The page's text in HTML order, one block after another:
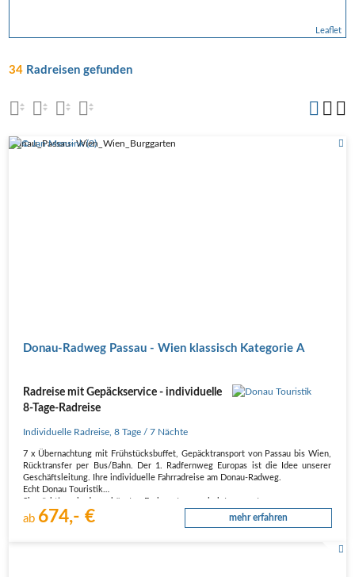
Leaflet
34 Radreisen gefunden
Donau_Passau- Wien_Wien_Burggarten
Donau-Radweg Passau - Wien klassisch Kategorie A
Radreise mit Gepäckservice - individuelle
8-Tage-Radreise
Individuelle Radreise ,8 Tage / 7 Nächte
7 x Übernachtung mit Frühstücksbuffet, Gepäcktransport von Passau bis Wien,
Rücktransfer per Bus/Bahn. Der 1. Radfernweg Europas ist die Idee unserer
Geschäftsleitung. Ihre individuelle Fahrradreise am Donau-Radweg.
Echt Donau Touristik
ab 674,- € mehr erfahren